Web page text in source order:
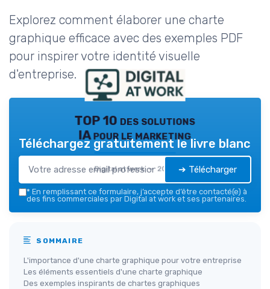
Explorez comment élaborer une charte
graphique efficace avec des exemples PDF
pour inspirer votre identité visuelle
d'entreprise.
TOP 10 des solutions
IA pour le marketing
Digital at work — 2026
Téléchargez gratuitement le livre blanc
➔ Télécharger
* En remplissant ce formulaire, j’accepte d’être contacté(e) à
des fins commerciales par Digital at work et ses partenaires.
SOMMAIRE
L'importance d'une charte graphique pour votre entreprise
Les éléments essentiels d'une charte graphique
Des exemples inspirants de chartes graphiques